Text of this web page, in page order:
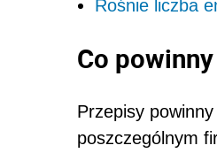
Rośnie liczba
Co
Przepisy
poszczególnym